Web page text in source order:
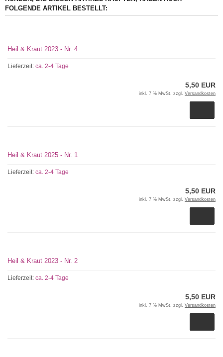
FOLGENDE ARTIKEL BESTELLT:
Heil & Kraut 2023 - Nr. 4
Lieferzeit: ca. 2-4 Tage
5,50 EUR
inkl. 7 % MwSt. zzgl. Versandkosten
Heil & Kraut 2025 - Nr. 1
Lieferzeit: ca. 2-4 Tage
5,50 EUR
inkl. 7 % MwSt. zzgl. Versandkosten
Heil & Kraut 2023 - Nr. 2
Lieferzeit: ca. 2-4 Tage
5,50 EUR
inkl. 7 % MwSt. zzgl. Versandkosten